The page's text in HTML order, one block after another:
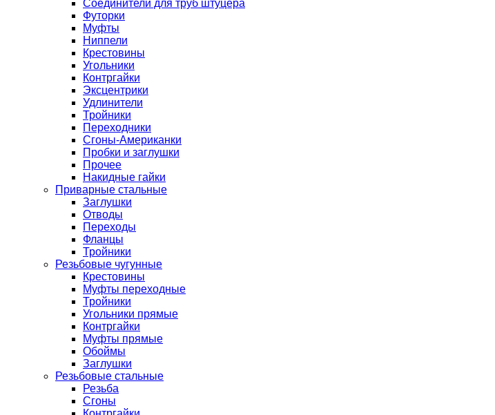
Соединители для труб штуцера
Футорки
Муфты
Ниппели
Крестовины
Угольники
Контргайки
Эксцентрики
Удлинители
Тройники
Переходники
Сгоны-Американки
Пробки и заглушки
Прочее
Накидные гайки
Приварные стальные
Заглушки
Отводы
Переходы
Фланцы
Тройники
Резьбовые чугунные
Крестовины
Муфты переходные
Тройники
Угольники прямые
Контргайки
Муфты прямые
Обоймы
Заглушки
Резьбовые стальные
Резьба
Сгоны